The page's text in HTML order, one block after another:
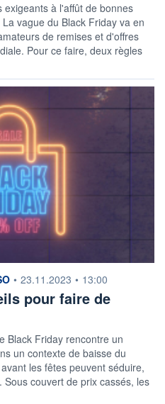
à l'affût de bonnes
vague du Black Friday va en
de remises et d'offres
Pour ce faire, deux règles
• 23.11.2023 • 13:00
pour faire de
Black Friday rencontre un
un contexte de baisse du
les fêtes peuvent séduire,
couvert de prix cassés, les